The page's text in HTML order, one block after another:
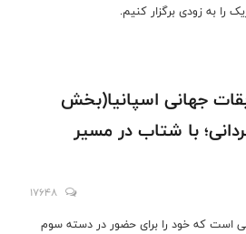
را به زودی برگزار کنیم.
جهانی اسپانیا(بخش
با شتاب در مسیر
17648
است که خود را برای حضور در دسته سوم